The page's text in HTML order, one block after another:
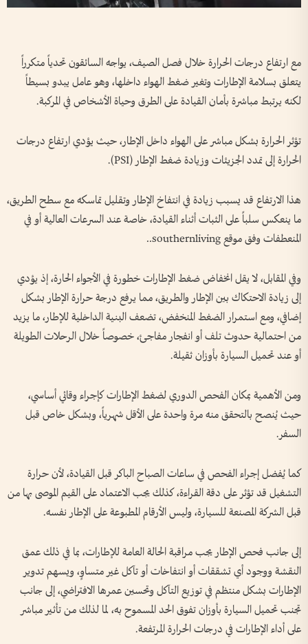
مع ارتفاع درجات الحرارة خلال فصل الصيف، يواجه السائقون تحدياً متكرراً
يتعلق بسلامة الإطارات وتغير ضغط الهواء داخلها، وهو عامل يبدو بسيطاً
لكنه يرتبط مباشرة بأمان القيادة على الطرق وحياة الأشخاص في المركبة.
تؤثر الحرارة بشكل مباشر على الهواء داخل الإطار، حيث يؤدي ارتفاع درجات
الحرارة إلى تمدد الجزيئات وزيادة ضغط الإطار (PSI).
هذا الارتفاع قد يسبب زيادة في انتفاخ الإطار وتقليل تماسكه مع سطح الطريق،
ما ينعكس سلباً على الثبات أثناء القيادة، خاصة عند السرعات العالية أو في
المنعطفات وفق موقع southernliving..
وفي المقابل، لا يقل انخفاض ضغط الإطارات خطورة في الأجواء الحارة، إذ يؤدي
إلى زيادة الاحتكاك بين الإطار والطريق، مما يرفع درجة حرارة الإطار بشكل
إضافي، ومع استمرار الضغط المنخفض، تضعف البنية الداخلية للإطار، ما يزيد
من احتمالية حدوث تلف أو انفجار مفاجئ، خصوصاً خلال الرحلات الطويلة
أو عند تحميل السيارة بأوزان ثقيلة.
ومن الأهمية بمكان الفحص الدوري لضغط الإطارات كإجراء وقائي أساسي،
حيث يُنصح بالتحقق منه مرة واحدة على الأقل شهرياً، وبشكل خاص قبل
السفر.
كما يُفضل إجراء الفحص في ساعات الصباح الباكر قبل القيادة، لأن حرارة
التشغيل قد تؤثر على دقة القراءة، كذلك يجب الاعتماد على القيم الموصى بها من
قبل الشركة المصنعة للسيارة، وليس الأرقام المطبوعة على الإطار نفسه.
إلى جانب فحص الإطار يجب مراقبة الحالة العامة للإطارات، بما في ذلك عمق
النقشة ووجود أي تشققات أو انتفاخات أو تآكل غير متساوٍ، ويسهم تدوير
الإطارات بشكل منتظم في توزيع التآكل وتحسين عمرها الافتراضي، إلى جانب
تجنب تحميل السيارة بأوزان تفوق الحد المسموح به، لما لذلك من تأثير مباشر
على أداء الإطارات في درجات الحرارة المرتفعة.